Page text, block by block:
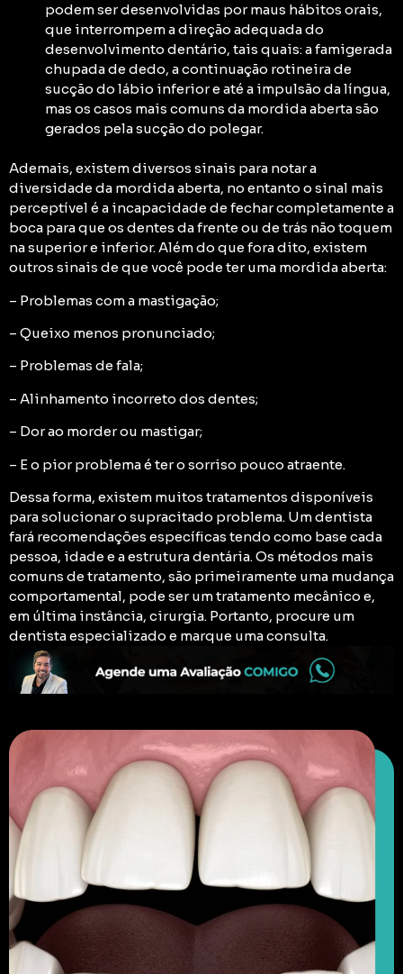
podem ser desenvolvidas por maus hábitos orais,
que interrompem a direção adequada do
desenvolvimento dentário, tais quais: a famigerada
chupada de dedo, a continuação rotineira de
sucção do lábio inferior e até a impulsão da língua,
mas os casos mais comuns da mordida aberta são
gerados pela sucção do polegar.
Ademais, existem diversos sinais para notar a
diversidade da mordida aberta, no entanto o sinal mais
perceptível é a incapacidade de fechar completamente a
boca para que os dentes da frente ou de trás não toquem
na superior e inferior. Além do que fora dito, existem
outros sinais de que você pode ter uma mordida aberta:
– Problemas com a mastigação;
– Queixo menos pronunciado;
– Problemas de fala;
– Alinhamento incorreto dos dentes;
– Dor ao morder ou mastigar;
– E o pior problema é ter o sorriso pouco atraente.
Dessa forma, existem muitos tratamentos disponíveis
para solucionar o supracitado problema. Um dentista
fará recomendações específicas tendo como base cada
pessoa, idade e a estrutura dentária. Os métodos mais
comuns de tratamento, são primeiramente uma mudança
comportamental, pode ser um tratamento mecânico e,
em última instância, cirurgia. Portanto, procure um
dentista especializado e marque uma consulta.